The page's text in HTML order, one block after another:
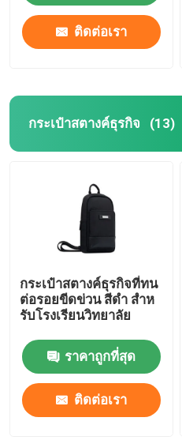
ติดต่อเรา
กระเป๋าสตางค์ธุรกิจ (13)
กระเป๋าสตางค์ธุรกิจที่ทน
ต่อรอยขีดข่วน สีดํา สําห
รับโรงเรียนวิทยาลัย
ราคาถูกที่สุด
ติดต่อเรา